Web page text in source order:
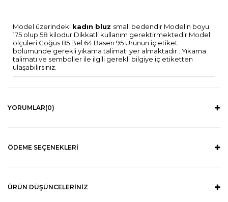
Model üzerindeki kadın bluz small bedendir Modelin boyu
175 olup 58 kilodur Dikkatli kullanım gerektirmektedir Model
ölçüleri Göğüs 85 Bel 64 Basen 95 Ürünün iç etiket
bölümünde gerekli yıkama talimatı yer almaktadır . Yıkama
talimatı ve semboller ile ilgili gerekli bilgiye iç etiketten
ulaşabilirsiniz.
YORUMLAR(0)
ÖDEME SEÇENEKLERI
ÜRÜN DÜŞÜNCELERINIZ